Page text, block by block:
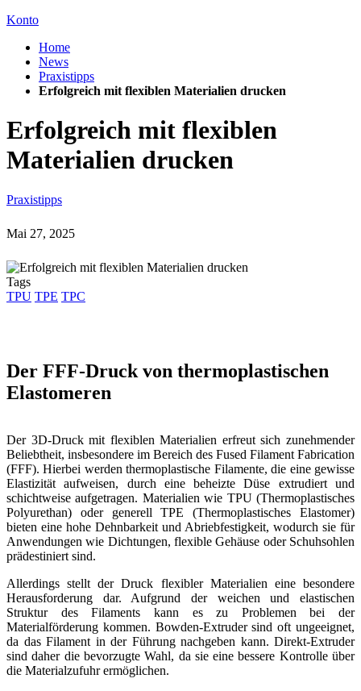
Konto
Home
News
Praxistipps
Erfolgreich mit flexiblen Materialien drucken
Erfolgreich mit flexiblen
Materialien drucken
Praxistipps
Mai 27, 2025
Tags
TPU TPE TPC
Der FFF-Druck von thermoplastischen
Elastomeren
Der 3D-Druck mit flexiblen Materialien erfreut sich zunehmender
Beliebtheit, insbesondere im Bereich des Fused Filament Fabrication
(FFF). Hierbei werden thermoplastische Filamente, die eine gewisse
Elastizität aufweisen, durch eine beheizte Düse extrudiert und
schichtweise aufgetragen. Materialien wie TPU (Thermoplastisches
Polyurethan) oder generell TPE (Thermoplastisches Elastomer)
bieten eine hohe Dehnbarkeit und Abriebfestigkeit, wodurch sie für
Anwendungen wie Dichtungen, flexible Gehäuse oder Schuhsohlen
prädestiniert sind.
Allerdings stellt der Druck flexibler Materialien eine besondere
Herausforderung dar. Aufgrund der weichen und elastischen
Struktur des Filaments kann es zu Problemen bei der
Materialförderung kommen. Bowden-Extruder sind oft ungeeignet,
da das Filament in der Führung nachgeben kann. Direkt-Extruder
sind daher die bevorzugte Wahl, da sie eine bessere Kontrolle über
die Materialzufuhr ermöglichen.